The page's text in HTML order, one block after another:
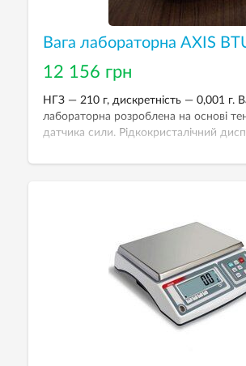
Вага лабораторна AXIS
12 156 грн
НГЗ — 210 г, дискретність — 0,001 г.
лабораторна розроблена на основі
датчика сили. Рідкокристалічний